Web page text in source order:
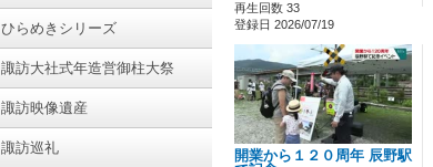
ひらめきシリーズ
諏訪大社式年造営御柱大祭
諏訪映像遺産
諏訪巡礼
再生回数 33
登録日 2026/07/19
開業から１２０周年 辰野駅